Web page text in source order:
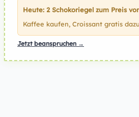
Heute: 2 Schokoriegel zum Preis
Kaffee kaufen, Croissant gratis dazu
Jetzt beanspruchen →